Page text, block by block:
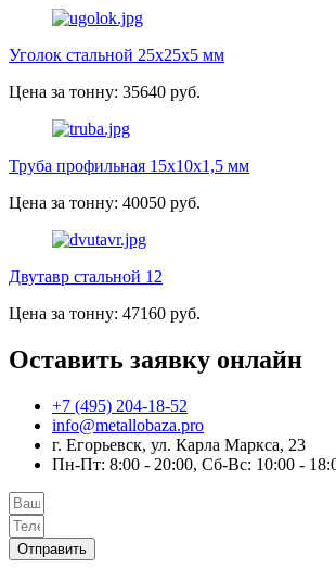
Уголок стальной 25х25х5 мм
Цена за тонну: 35640 руб.
Труба профильная 15х10х1,5 мм
Цена за тонну: 40050 руб.
Двутавр стальной 12
Цена за тонну: 47160 руб.
Оставить заявку онлайн
+7 (495) 204-18-52
info@metallobaza.pro
г. Егорьевск, ул. Карла Маркса, 23
Пн-Пт: 8:00 - 20:00, Сб-Вс: 10:00 -
Отправить